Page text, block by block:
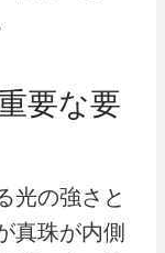
要な要
光の強さと
真珠が内側